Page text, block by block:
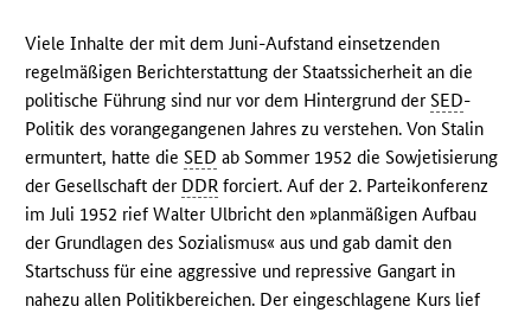
Viele Inhalte der mit dem Juni-Aufstand einsetzenden
regelmäßigen Berichterstattung der Staatssicherheit an die
politische Führung sind nur vor dem Hintergrund derSED-
Politik des vorangegangenen Jahres zu verstehen. Von Stalin
ermuntert, hatte dieSED ab Sommer 1952 die Sowjetisierung
der Gesellschaft der DDR forciert. Auf der 2. Parteikonferenz
im Juli 1952 rief Walter Ulbricht den »planmäßigen Aufbau
der Grundlagen des Sozialismus« aus und gab damit den
Startschuss für eine aggressive und repressive Gangart in
nahezu allen Politikbereichen. Der eingeschlagene Kurs lief